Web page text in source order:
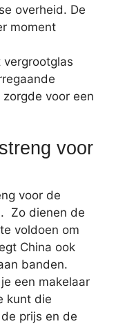
overheid. De
moment
voor een
voor
voor de
Zo dienen de
voldoen om
China ook
banden.
een makelaar
kunt die
prijs en de